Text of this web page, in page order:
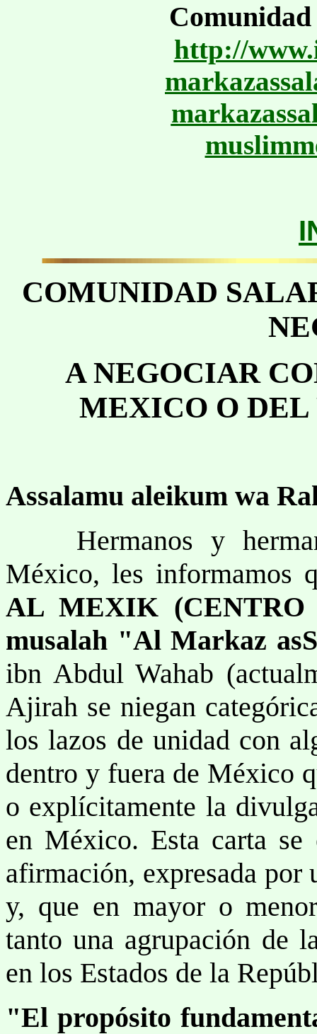
http://
COMUNIDAD
A NEGOCIAR
MEXICO O DEL
Assalamu aleikum wa
Hermanos y
México, les informamos
AL MEXIK
musalah "Al Markaz
ibn Abdul Wahab
Ajirah se niegan
los lazos de unidad con
dentro y fuera de México
o explícitamente la
en México. Esta carta
afirmación, expresada por
y, que en mayor o
tanto una agrupación de
en los Estados de la
"El propósito